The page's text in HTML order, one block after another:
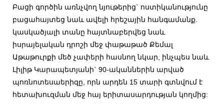
Բացի գործին առնչվող նյութերից` ոստիկանությունը
բացահայտեց նաև ավելի հրեշային հանգամանք.
կասկածյալի տանը հայտնաբերվեց նաև
իսրայելական դրոշի մեջ փաթաթած Քեմալ
Աթաթուրքի մեծ չափերի հասնող նկար, ինչպես նաև
Լիլիթ Կարապետյանի` 90-ականներին արված
պոռնոտեսաերիզը, որն արդեն 15 տարի գտնվում է
հետախուզման մեջ հայ երիտասարդության կողմից: